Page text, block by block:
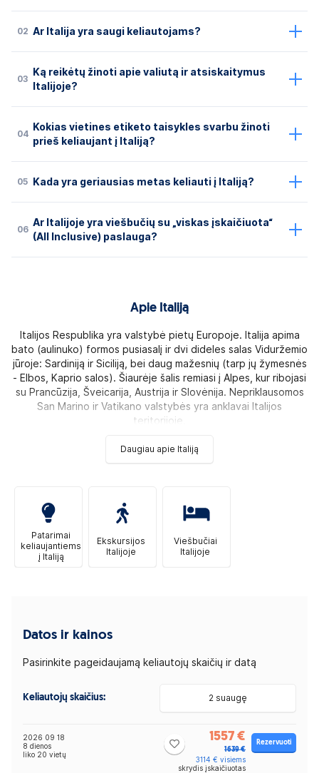
02 Ar Italija yra saugi keliautojams?
03
Ką reikėtų žinoti apie valiutą ir atsiskaitymus
Italijoje?
04
Kokias vietines etiketo taisykles svarbu žinoti
prieš keliaujant į Italiją?
05 Kada yra geriausias metas keliauti į Italiją?
06
Ar Italijoje yra viešbučių su „viskas įskaičiuota“
(All Inclusive) paslauga?
Apie Italiją
Italijos Respublika yra valstybė pietų Europoje. Italija apima
bato (aulinuko) formos pusiasalį ir dvi dideles salas Viduržemio
jūroje: Sardiniją ir Siciliją, bei daug mažesnių (tarp jų žymesnės
- Elbos, Kaprio salos). Šiaurėje šalis remiasi į Alpes, kur ribojasi
su Prancūzija, Šveicarija, Austrija ir Slovėnija. Nepriklausomos
San Marino ir Vatikano valstybės yra anklavai Italijos
teritorijoje.
Daugiau apie Italiją
Patarimai
keliaujantiems
į Italiją
Ekskursijos
Italijoje
Viešbučiai
Italijoje
Datos ir kainos
Pasirinkite pageidaujamą keliautojų skaičių ir datą
Keliautojų skaičius: 2 suaugę
2026 09 18
8 dienos
liko 20 vietų
1557 €
1639 €
3114 € visiems
skrydis įskaičiuotas
Rezervuoti